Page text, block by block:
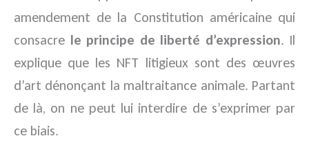
amendement de la Constitution américaine qui
consacre le principe de liberté d’expression. Il
explique que les NFT litigieux sont des œuvres
d’art dénonçant la maltraitance animale. Partant
de là, on ne peut lui interdire de s’exprimer par
ce biais.